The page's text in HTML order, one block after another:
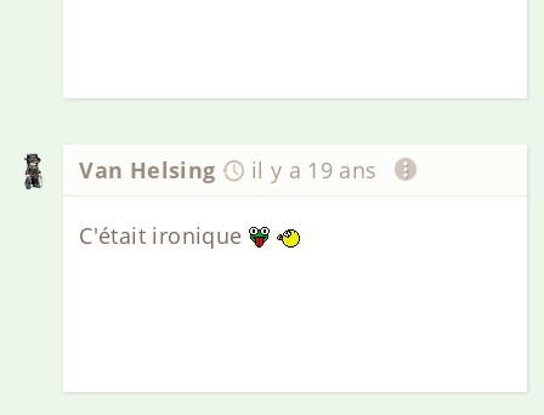
Van Helsing il y a 19 ans
C'était ironique